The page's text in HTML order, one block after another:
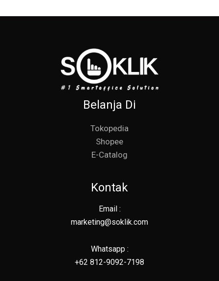
Belanja Di
Tokopedia
Shopee
E-Catalog
Kontak
Email :
marketing@soklik.com
Whatsapp :
+62 812-9092-7198